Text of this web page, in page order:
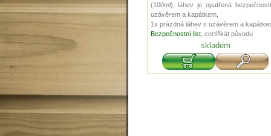
(100ml), láhev je opatřená
uzávěrem a kapátkem,
1x prázdná láhev s uzávěrem a
Bezpečnostní list, certifikát původu
skladem